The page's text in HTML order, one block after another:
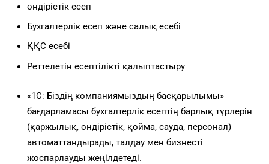
өндірістік есеп
Бухгалтерлік есеп және салық есебі
ҚҚС есебі
Реттелетін есептілікті қалыптастыру
«1С: Біздің компаниямыздың басқарылымы»
бағдарламасы бухгалтерлік есептің барлық түрлерін
(қаржылық, өндірістік, қойма, сауда, персонал)
автоматтандырады, талдау мен бизнесті
жоспарлауды жеңілдетеді.